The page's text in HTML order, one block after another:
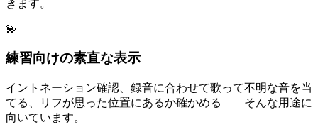
きます。
💫
練習向けの素直な表示
イントネーション確認、録音に合わせて歌って不明な音を当
てる、リフが思った位置にあるか確かめる——そんな用途に
向いています。